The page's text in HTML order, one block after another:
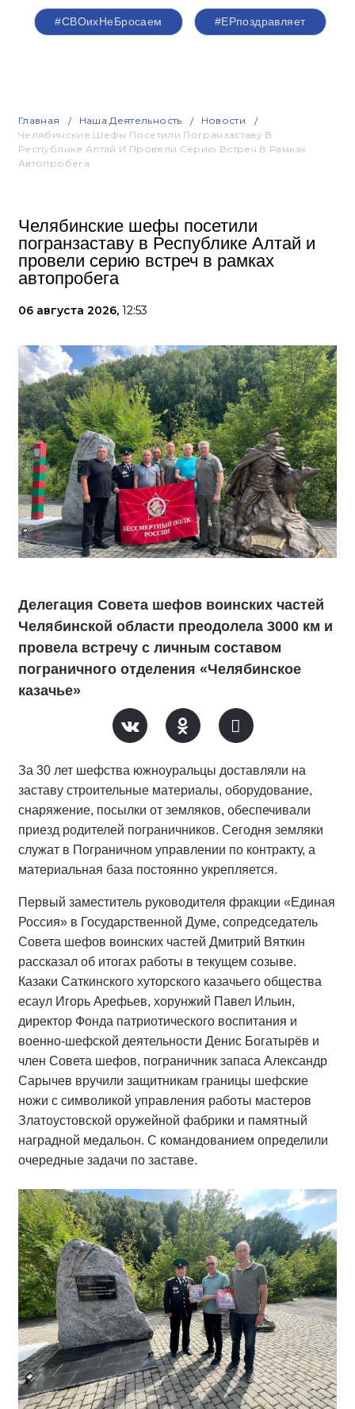
#СВОихНеБросаем #ЕРпоздравляет
Главная Наша Деятельность
Новости
Челябинские Шефы Посетили Погранзаставу В
Республике Алтай И Провели Серию Встреч В Рамках
Автопробега
Челябинские шефы посетили
погранзаставу в Республике Алтай и
провели серию встреч в рамках
автопробега
06 августа 2026, 12:53
Делегация Совета шефов воинских частей
Челябинской области преодолела 3000 км и
провела встречу с личным составом
пограничного отделения «Челябинское
казачье»
За 30 лет шефства южноуральцы доставляли на
заставу строительные материалы, оборудование,
снаряжение, посылки от земляков, обеспечивали
приезд родителей пограничников. Сегодня земляки
служат в Пограничном управлении по контракту, а
материальная база постоянно укрепляется.
Первый заместитель руководителя фракции «Единая
Россия» в Государственной Думе, сопредседатель
Совета шефов воинских частей Дмитрий Вяткин
рассказал об итогах работы в текущем созыве.
Казаки Саткинского хуторского казачьего общества
есаул Игорь Арефьев, хорунжий Павел Ильин,
директор Фонда патриотического воспитания и
военно-шефской деятельности Денис Богатырёв и
член Совета шефов, пограничник запаса Александр
Сарычев вручили защитникам границы шефские
ножи с символикой управления работы мастеров
Златоустовской оружейной фабрики и памятный
наградной медальон. С командованием определили
очередные задачи по заставе.